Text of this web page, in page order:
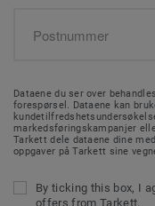
Dataene du ser over
forespørsel. Dataene kan
markedsføringskampanjer
Tarkett dele dataene dine
oppgaver på Tarkett sine
By ticking this box, I
offers from Tarkett.